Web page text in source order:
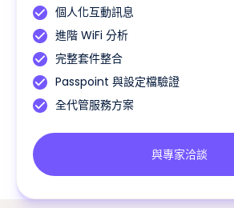
個人化互動訊息
進階 WiFi 分析
完整套件整合
Passpoint 與設定檔驗證
全代管服務方案
與專家洽談